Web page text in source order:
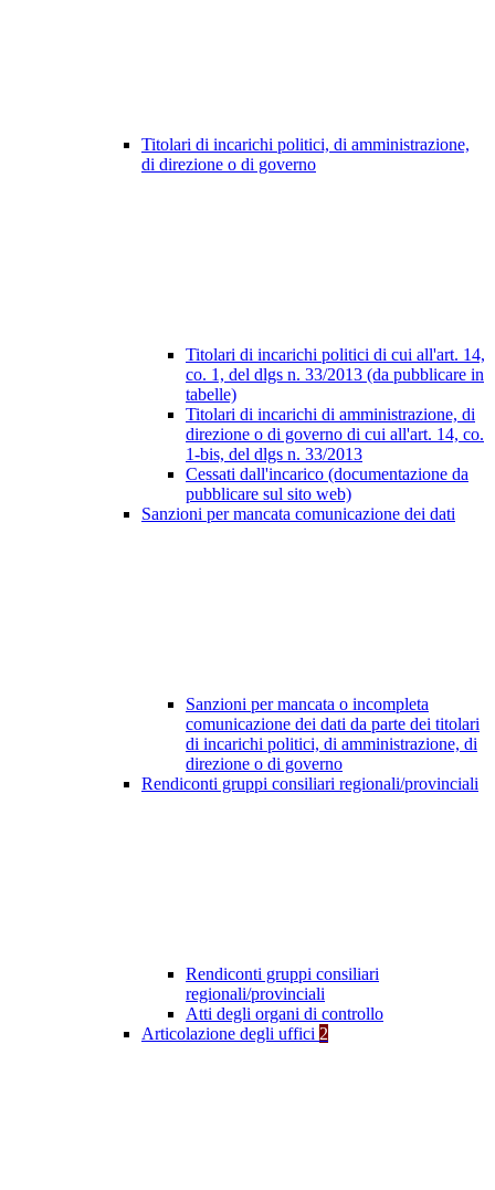
Titolari di incarichi politici, di amministrazione,
di direzione o di governo
Titolari di incarichi politici di cui all'art. 14,
co. 1, del dlgs n. 33/2013 (da pubblicare in
tabelle)
Titolari di incarichi di amministrazione, di
direzione o di governo di cui all'art. 14, co.
1-bis, del dlgs n. 33/2013
Cessati dall'incarico (documentazione da
pubblicare sul sito web)
Sanzioni per mancata comunicazione dei dati
Sanzioni per mancata o incompleta
comunicazione dei dati da parte dei titolari
di incarichi politici, di amministrazione, di
direzione o di governo
Rendiconti gruppi consiliari regionali/provinciali
Rendiconti gruppi consiliari
regionali/provinciali
Atti degli organi di controllo
Articolazione degli uffici 2